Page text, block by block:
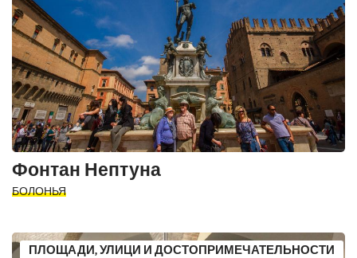
Фонтан Нептуна
БОЛОНЬЯ
ПЛОЩАДИ, УЛИЦИ И ДОСТОПРИМЕЧАТЕЛЬНОСТИ